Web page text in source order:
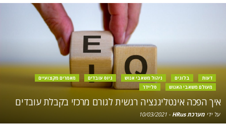
דעות בלוגים ניהול משאבי אנוש גיוס עובדים
מאמרים מקצועיים
מעולם משאבי האנוש
סליידר
איך הפכה אינטליגנציה רגשית לגורם מרכזי בקבלת עובדים
על ידי מערכת HRus -
10/03/2021